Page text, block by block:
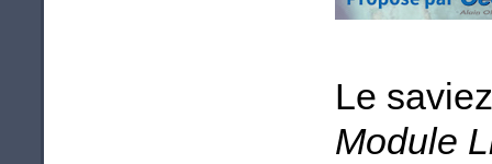
Le
Module